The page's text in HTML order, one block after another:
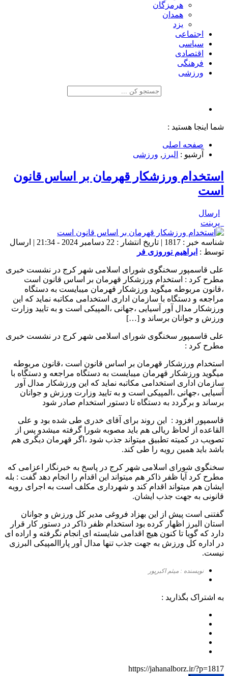
هرمزگان
همدان
یزد
اجتماعی
سیاسی
اقتصادی
فرهنگی
ورزشی
شما اینجا هستید :
صفحه اصلی
آرشیو : البرز , ورزشی
استخدام ورزشکار قهرمان بر اساس قانون
است
ارسال
پرینت
شناسه خبر : 1817 | تاریخ انتشار : 22 دسامبر 2024 - 21:34 | ارسال
توسط : ابراهیم نوروزی فر
علی قاسمپور سخنگوی شورای اسلامی شهر کرج در نشست خبری
مطرح کرد : استخدام ورزشکار قهرمان بر اساس قانون است
،قانون مربوطه میگوید ورزشکار قهرمان میبایست به دستگاه
مراجعه و دستگاه با سازمان اداری استخدامی مکاتبه نماید که این
ورزشکار مدال آور آسیایی ،جهانی ،المپیکی است و به تایید وزارت
ورزش و جوانان برساند و […]
علی قاسمپور سخنگوی شورای اسلامی شهر کرج در نشست خبری
مطرح کرد :
استخدام ورزشکار قهرمان بر اساس قانون است ،قانون مربوطه
میگوید ورزشکار قهرمان میبایست به دستگاه مراجعه و دستگاه با
سازمان اداری استخدامی مکاتبه نماید که این ورزشکار مدال آور
آسیایی ،جهانی ،المپیکی است و به تایید وزارت ورزش و جوانان
برساند و برگردد به دستگاه تا دستور استخدام صادر شود
قاسمپور افزود : این روند برای آقای خدری طی شده بود و علی
القاعده از لحاظ ریالی هم باید مصوبه شورا گرفته میشدو پس از
تصویب در کمیته تطبیق میتواند جذب شود ،اگر قهرمان دیگری هم
باشد باید همین رویه را طی کند.
سخنگوی شورای اسلامی شهر کرج در پاسخ به خبرنگار اعزامی که
مطرح کرد آیا ظفر ذاکر هم میتواند این اقدام را انجام دهد گفت : بله
ایشان هم میتواند اقدام کند و شهرداری مکلف است به اجرای رویه
قانونی به جهت جذب ایشان.
گفتنی است پیش از این بهزاد فروغی مدیر کل ورزش و جوانان
استان البرز اظهار کرده بود استخدام ظفر ذاکر در دستور کار قرار
دارد که گویا تا کنون هیچ اقدامی شایسته ای انجام نگرفته و اراده ای
در اداره کل ورزش به جهت جذب تنها مدال آور پاراالمپیکی البرزی
نیست.
نویسنده : میثم اکبرپور
به اشتراک بگذارید :
https://jahanalborz.ir/?p=1817